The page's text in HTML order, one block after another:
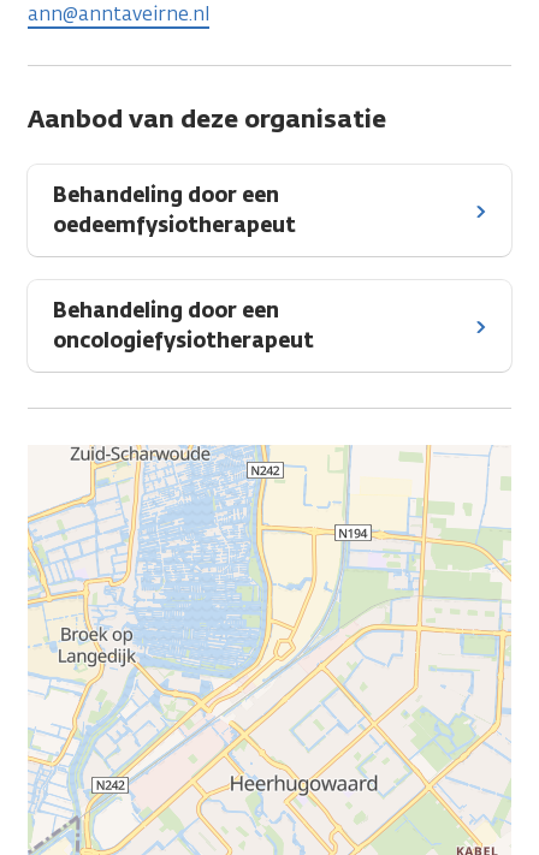
ann@anntaveirne.nl
Aanbod van deze organisatie
Behandeling door een
oedeemfysiotherapeut
Behandeling door een
oncologiefysiotherapeut